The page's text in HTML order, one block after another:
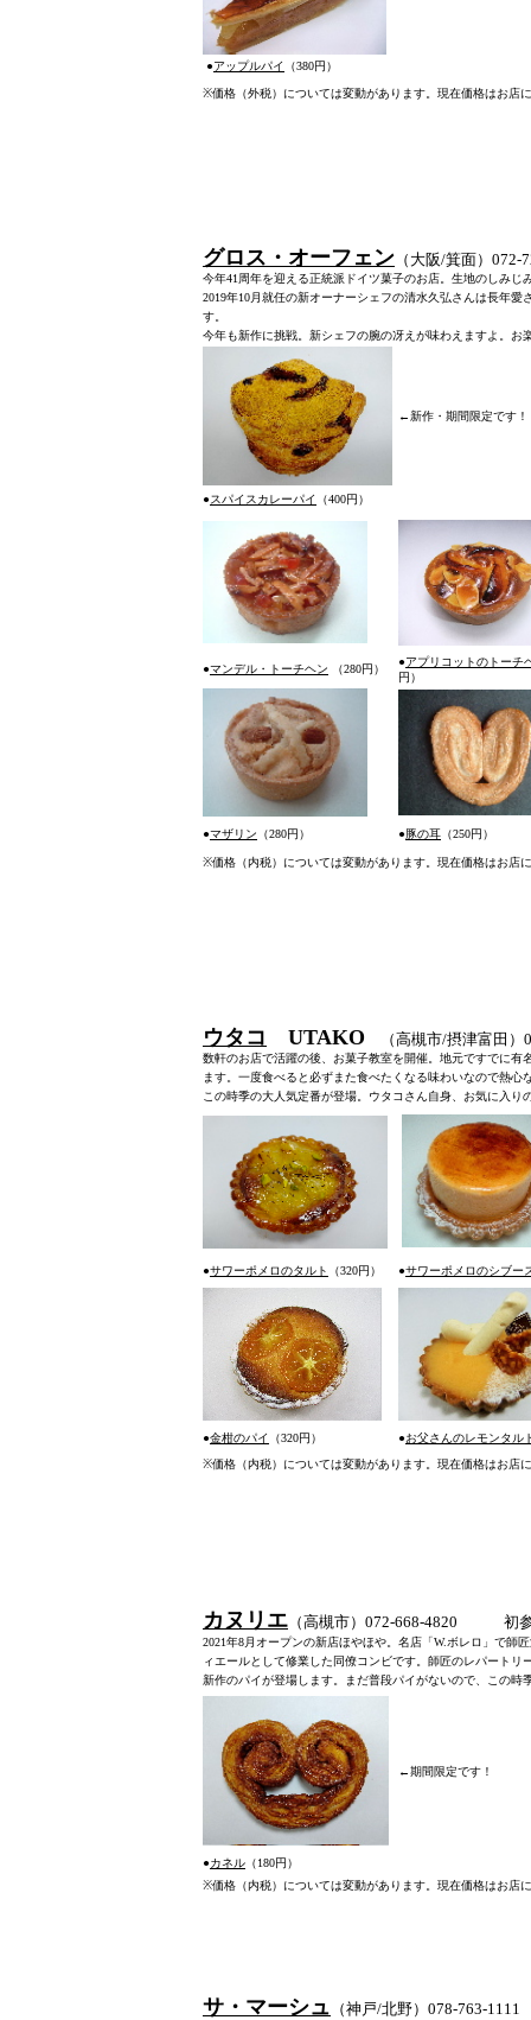
●アップルパイ （380円）
※価格（外税）については変動があります。現在価格はお店
グロス・オーフェン （ 大阪/箕面）072-
今年41周年を迎える正統派ドイツ菓子のお店。生地のしみ
2019年10月就任の新オーナーシェフの清水久弘さんは長年
す。
今年も新作に挑戦。新シェフの腕の冴えが味わえますよ。お
←新作・期間限定です
●スパイスカレーパイ （400円）
●マンデル・トーチヘン （280円）
●アプリコットのトーチ
円）
●マザリン （280円） ●豚の耳 （250円）
※価格（内税）については変動があります。現在価格はお店
ウタコ UTAKO （高槻市/摂津富田）
数軒のお店で活躍の後、お菓子教室を開催。地元ですでに
ます。一度食べると必ずまた食べたくなる味わいなので熱心
この時季の大人気定番が登場。ウタコさん自身、お気に入り
●サワーポメロのタルト （320円） ●サワーポメロのシブー
●金柑のパイ （320円） ●お父さんのレモンタル
※価格（内税）については変動があります。現在価格はお店
カヌリエ （高槻市）072-668-4820 初
2021年8月オープンの新店ほやほや。名店「W.ボレロ」で師
ィエールとして修業した同僚コンビです。師匠のレパート
新作のパイが登場します。まだ普段パイがないので、この時
←期間限定です！
●カネル （180円）
※価格（内税）については変動があります。現在価格はお店
サ・マーシュ （神戸/北野）078-763-1111